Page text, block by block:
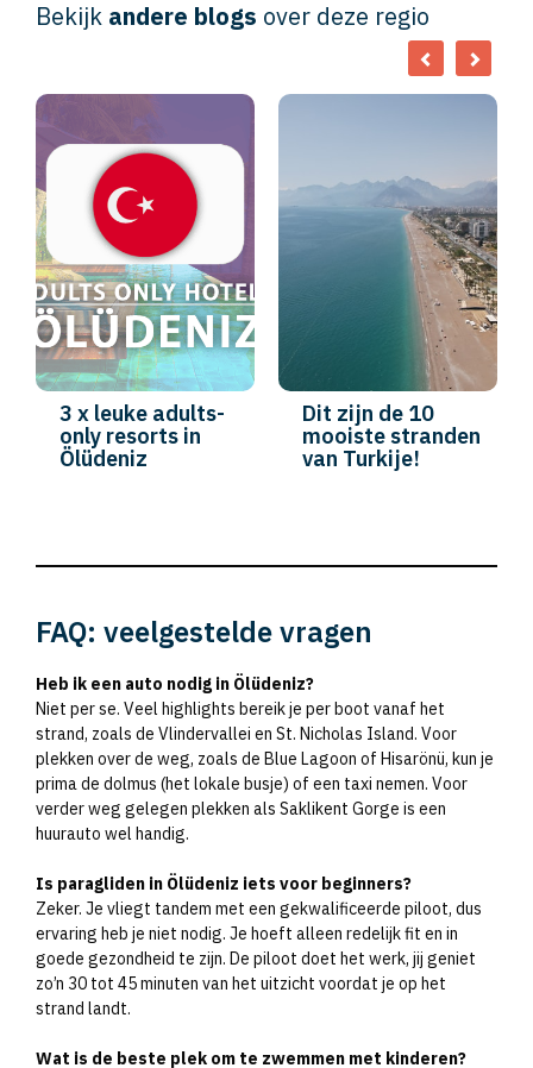
Bekijk andere blogs over deze regio
3 x leuke adults-
only resorts in
Ölüdeniz
Dit zijn de 10
mooiste stranden
van Turkije!
FAQ: veelgestelde vragen
Heb ik een auto nodig in Ölüdeniz?
Niet per se. Veel highlights bereik je per boot vanaf het
strand, zoals de Vlindervallei en St. Nicholas Island. Voor
plekken over de weg, zoals de Blue Lagoon of Hisarönü, kun je
prima de dolmus (het lokale busje) of een taxi nemen. Voor
verder weg gelegen plekken als Saklikent Gorge is een
huurauto wel handig.
Is paragliden in Ölüdeniz iets voor beginners?
Zeker. Je vliegt tandem met een gekwalificeerde piloot, dus
ervaring heb je niet nodig. Je hoeft alleen redelijk fit en in
goede gezondheid te zijn. De piloot doet het werk, jij geniet
zo’n 30 tot 45 minuten van het uitzicht voordat je op het
strand landt.
Wat is de beste plek om te zwemmen met kinderen?